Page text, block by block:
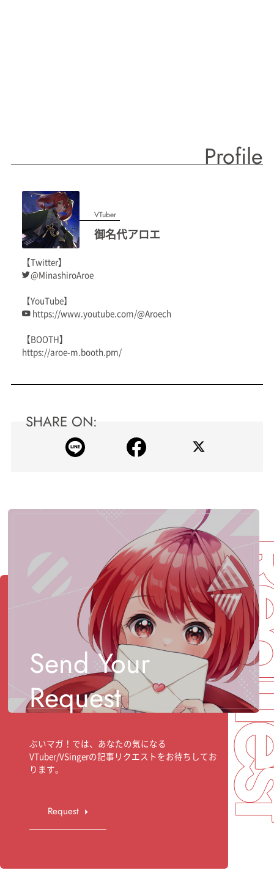
Profile
VTuber
御名代アロエ
【Twitter】
@MinashiroAroe
【YouTube】
https://www.youtube.com/@Aroech
【BOOTH】
https://aroe-m.booth.pm/
SHARE ON:
Send Your
Request
ぶいマガ！では、あなたの気になる
VTuber/VSingerの記事リクエストをお待ちしてお
ります。
Request